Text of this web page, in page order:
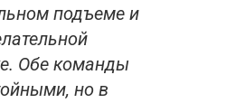
подъеме и
Обе команды
но в